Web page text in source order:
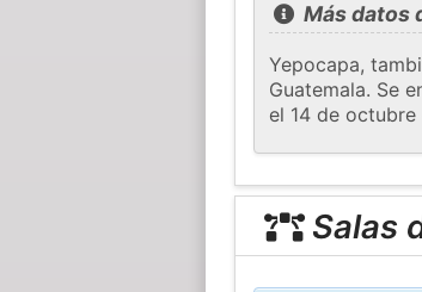
Más datos
Yepocapa,
Guatemala. Se
el 14 de octubre
Salas